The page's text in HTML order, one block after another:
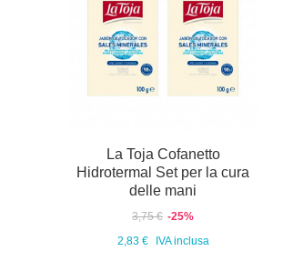
La Toja Cofanetto
Hidrotermal Set per la cura
delle mani
3,75 € -25%
2,83 €
IVA inclusa